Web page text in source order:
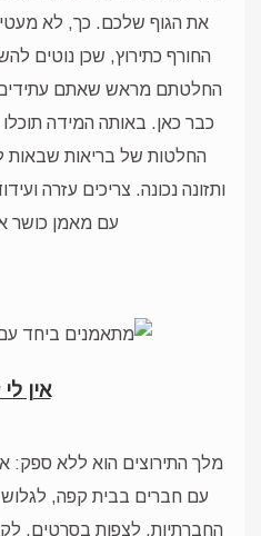
את הגוף שלכם. כך, לא
החורף כתירוץ, שכן נוטים
החלטתם מראש שאתם עתידים
כבר כאן. באותה המידה
החלטות של בריאות שבאות
ותזונה נכונה. צריכים עזרה
עם מאמן כושר
אין לי
מלך התירוצים הוא ללא ספק:
עם חברים בבית קפה,
החברתיות, לצפות בסרטים,